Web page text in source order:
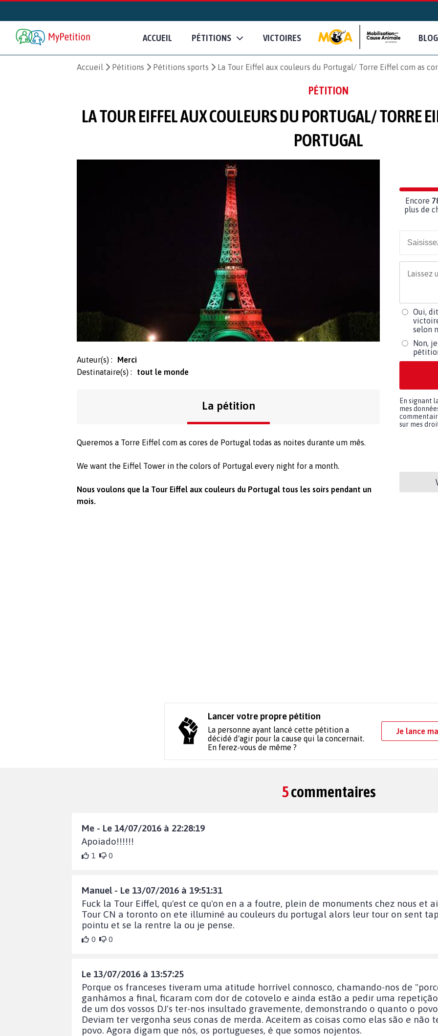
ACCUEIL PÉTITIONS VICTOIRES BLOG
Accueil Pétitions Pétitions sports La Tour Eiffel aux couleurs du Portugal/ Torre Eiffel com as
PÉTITION
LA TOUR EIFFEL AUX COULEURS DU PORTUGAL/ TORRE
PORTUGAL
Auteur(s) :
Merci
Destinataire(s) :
tout le monde
La pétition
Queremos a Torre Eiffel com as cores de Portugal todas as noites durante um mês.
We want the Eiffel Tower in the colors of Portugal every night for a month.
Nous voulons que la Tour Eiffel aux couleurs du Portugal tous les soirs pendant un
mois.
Encore
plus de
Oui,
selon
Non,
En signant
mes
sur mes
Lancer votre propre pétition
La personne ayant lancé cette pétition a
décidé d'agir pour la cause qui la concernait.
En ferez-vous de même ?
Je lance
5commentaires
Me - Le 14/07/2016 à 22:28:19
Apoiado!!!!!!
1 0
Manuel - Le 13/07/2016 à 19:51:31
Fuck la Tour Eiffel, qu'est ce qu'on en a a foutre, plein de monuments chez nous et
Tour CN a toronto on ete illuminé au couleurs du portugal alors leur tour on sent
pointu et se la rentre la ou je pense.
0 0
Le 13/07/2016 à 13:57:25
Porque os franceses tiveram uma atitude horrível connosco, chamando-nos de
ganhámos a final, ficaram com dor de cotovelo e ainda estão a pedir uma
de um dos vossos DJ's ter-nos insultado gravemente, demonstrando o quanto o
Deviam ter vergonha seus conas de merda. Aceitem as coisas como elas são e não
povo. Agora digam que nós, os portugueses, é que somos nojentos.